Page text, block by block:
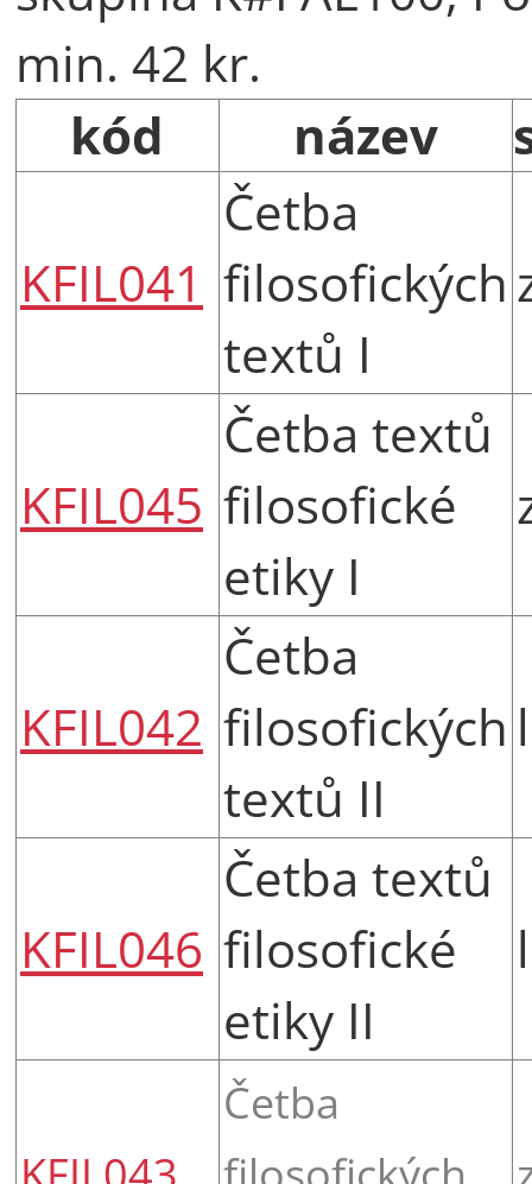
min. 42 kr.
kód
název
KFIL041
Četba
filosofických
textů I
KFIL045
Četba textů
filosofické
etiky I
KFIL042
Četba
filosofických
textů II
KFIL046
Četba textů
filosofické
etiky II
Četba